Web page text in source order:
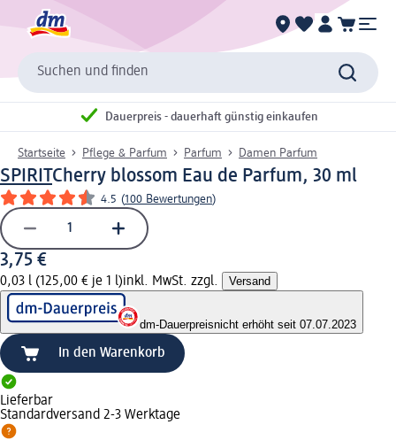
Suchen und finden
Dauerpreis - dauerhaft günstig einkaufen
Startseite Pflege & Parfum Parfum Damen Parfum
SPIRITCherry blossom Eau de Parfum, 30 ml
4.5 (100 Bewertungen)
3,75 €
0,03 l (125,00 € je 1 l)inkl. MwSt. zzgl. Versand
dm-Dauerpreisnicht erhöht seit 07.07.2023
In den Warenkorb
Lieferbar
Standardversand 2-3 Werktage